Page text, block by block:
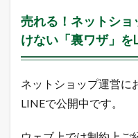
売れる！ネットシ
けない「裏ワザ」を
ネットショップ運営に
LINEで公開中です。